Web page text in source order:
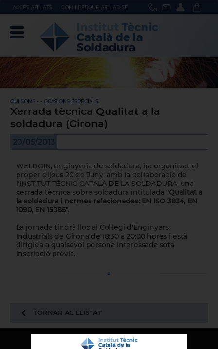
ACCÉS AFILIATS COM I PERQUÈ AFILIAR-SE
QUI SOM? - - OCASIONS ESPECIALS
Xerrada tècnica Qualitat a la
soldadura (Girona)
20/05/2013
WELDGIN, enginyeria de soldadura, ha organitzat el
proper dijous 20 de Juny, amb la col·laboració de
l'INSTITUT TÈCNIC CATALÀ DE LA SOLDADURA, una
xerrada tècnica sobre soldadura intitulada " Qualitat a
la soldadura i normes relacionades: EN ISO 3834, EN
1090, EN 15085".
La jornada tindrà lloc al Col·legi d'Enginyers
Industrials de Girona de 18:30 a 20:00 hores i està
dirigida a qualsevol persona interessada sota
inscripció prèvia.
TORNAR AL LLISTAT